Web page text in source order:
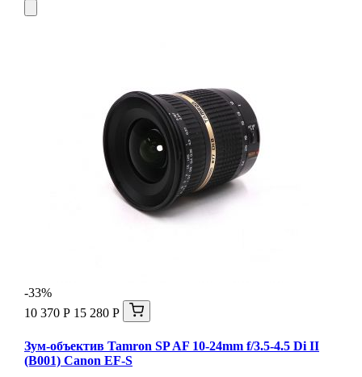
-33%
10 370 Р 15 280 Р
Зум-объектив Tamron SP AF 10-24mm f/3.5-4.5 Di II
(B001) Canon EF-S